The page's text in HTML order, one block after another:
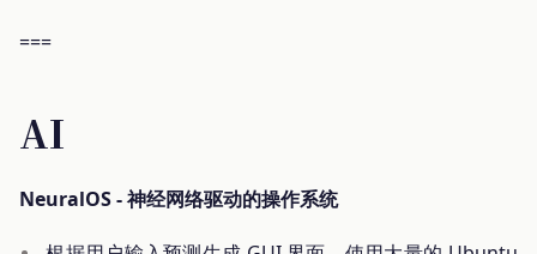
===
AI
NeuralOS - 神经网络驱动的操作系统